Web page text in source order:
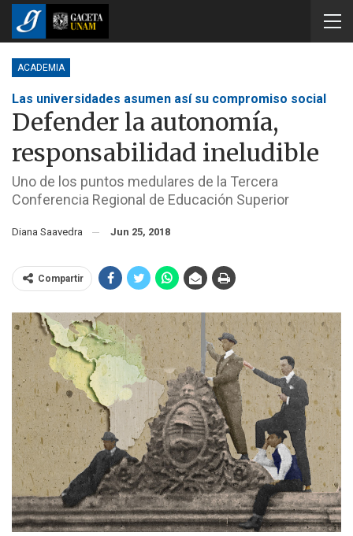
ACADEMIA
Las universidades asumen así su compromiso social
Defender la autonomía,
responsabilidad ineludible
Uno de los puntos medulares de la Tercera
Conferencia Regional de Educación Superior
Diana Saavedra Jun 25, 2018
Compartir